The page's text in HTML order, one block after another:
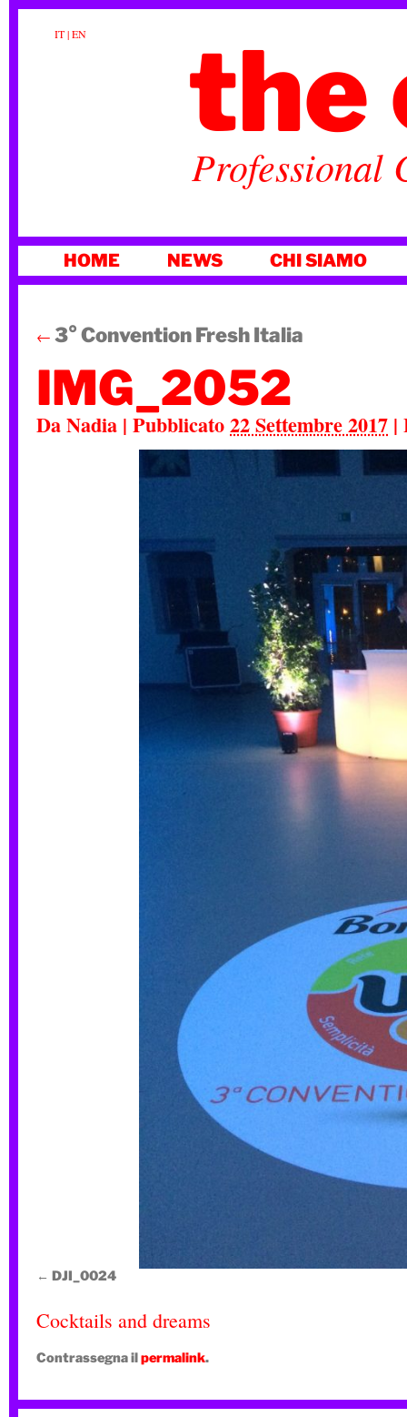
IT|EN the
Professional
AL
HOME NEWS CHI SIAMO
← 3° Convention Fresh Italia
IMG_2052
DaNadia | Pubblicato22 Settembre 2017 |
DJI_0024
Cocktails and dreams
Contrassegna ilpermalink.